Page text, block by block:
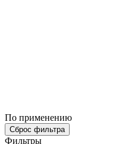
По применению
Сброс фильтра
Фильтры